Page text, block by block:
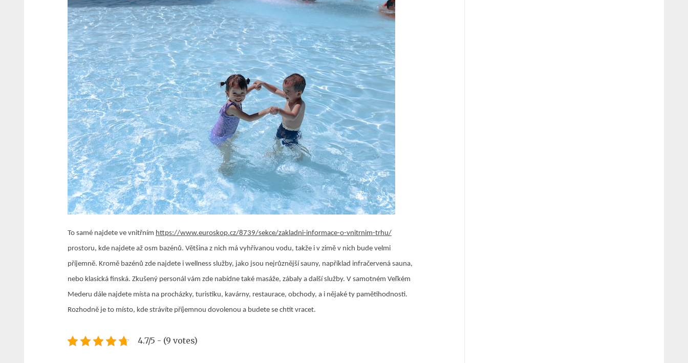
To samé najdete ve vnitřním https://www.euroskop.cz/8739/sekce/zakladni-informace-o-vnitrnim-trhu/
prostoru, kde najdete až osm bazénů. Většina z nich má vyhřívanou vodu, takže i v zimě v nich bude velmi
příjemně. Kromě bazénů zde najdete i wellness služby, jako jsou nejrůznější sauny, například infračervená sauna,
nebo klasická finská. Zkušený personál vám zde nabídne také masáže, zábaly a další služby. V samotném Veľkém
Mederu dále najdete místa na procházky, turistiku, kavárny, restaurace, obchody, a i nějaké ty pamětihodnosti.
Rozhodně je to místo, kde strávíte příjemnou dovolenou a budete se chtít vracet.
4.7/5 - (9 votes)